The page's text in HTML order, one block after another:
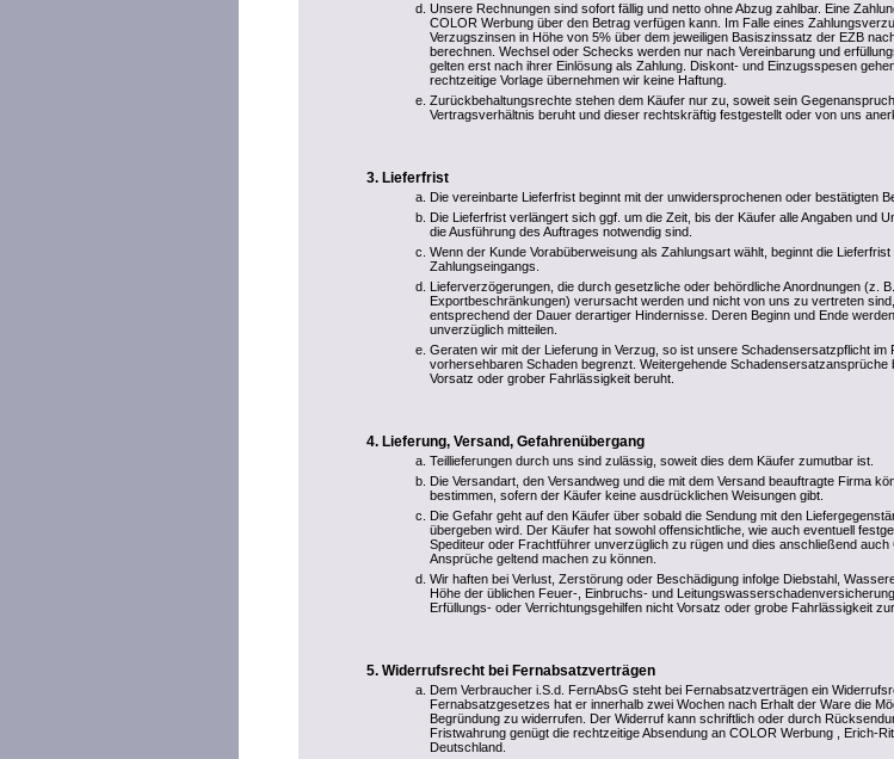
Unsere Rechnungen sind sofort fällig und netto ohne Abzug zahlbar. Eine
COLOR Werbung über den Betrag verfügen kann. Im Falle eines
Verzugszinsen in Höhe von 5% über dem jeweiligen Basiszinssatz der EZB
berechnen. Wechsel oder Schecks werden nur nach Vereinbarung und
gelten erst nach ihrer Einlösung als Zahlung. Diskont- und Einzugsspesen
rechtzeitige Vorlage übernehmen wir keine Haftung.
Zurückbehaltungsrechte stehen dem Käufer nur zu, soweit sein
Vertragsverhältnis beruht und dieser rechtskräftig festgestellt oder von uns
Lieferfrist
Die vereinbarte Lieferfrist beginnt mit der unwidersprochenen oder bestätigten
Die Lieferfrist verlängert sich ggf. um die Zeit, bis der Käufer alle Angaben und
die Ausführung des Auftrages notwendig sind.
Wenn der Kunde Vorabüberweisung als Zahlungsart wählt, beginnt die
Zahlungseingangs.
Lieferverzögerungen, die durch gesetzliche oder behördliche Anordnungen (z.
Exportbeschränkungen) verursacht werden und nicht von uns zu vertreten
entsprechend der Dauer derartiger Hindernisse. Deren Beginn und Ende
unverzüglich mitteilen.
Geraten wir mit der Lieferung in Verzug, so ist unsere Schadensersatzpflicht im
vorhersehbaren Schaden begrenzt. Weitergehende Schadensersatzansprüche
Vorsatz oder grober Fahrlässigkeit beruht.
Lieferung, Versand, Gefahrenübergang
Teillieferungen durch uns sind zulässig, soweit dies dem Käufer zumutbar ist.
Die Versandart, den Versandweg und die mit dem Versand beauftragte Firma
bestimmen, sofern der Käufer keine ausdrücklichen Weisungen gibt.
Die Gefahr geht auf den Käufer über sobald die Sendung mit den
übergeben wird. Der Käufer hat sowohl offensichtliche, wie auch eventuell
Spediteur oder Frachtführer unverzüglich zu rügen und dies anschließend
Ansprüche geltend machen zu können.
Wir haften bei Verlust, Zerstörung oder Beschädigung infolge Diebstahl,
Höhe der üblichen Feuer-, Einbruchs- und
Erfüllungs- oder Verrichtungsgehilfen nicht Vorsatz oder grobe Fahrlässigkeit
Widerrufsrecht bei Fernabsatzverträgen
Dem Verbraucher i.S.d. FernAbsG steht bei Fernabsatzverträgen ein
Fernabsatzgesetzes hat er innerhalb zwei Wochen nach Erhalt der Ware die
Begründung zu widerrufen. Der Widerruf kann schriftlich oder durch
Fristwahrung genügt die rechtzeitige Absendung an COLOR Werbung , Erich-
Deutschland.